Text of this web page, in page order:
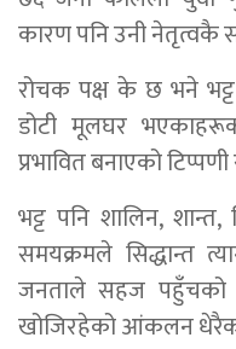
कारण पनि उनी नेतृत्वकै
रोचक पक्ष के छ भने भट्ट
डोटी मूलघर
प्रभावित बनाएको
भट्ट पनि शालिन,
समयक्रमले सिद्धान्त
जनताले सहज पहुँचको
खोजिरहेको आंकलन